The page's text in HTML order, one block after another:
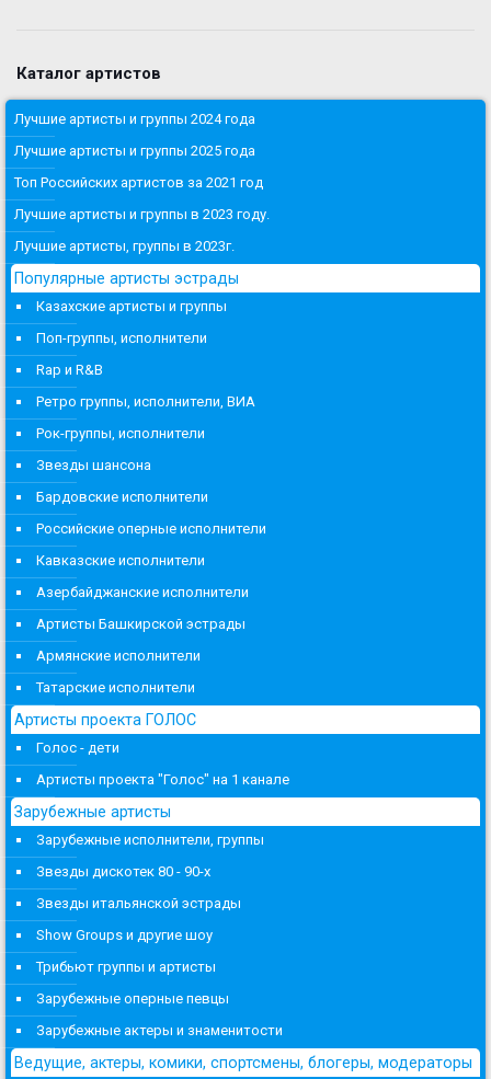
Каталог артистов
Лучшие артисты и группы 2024 года
Лучшие артисты и группы 2025 года
Топ Российских артистов за 2021 год
Лучшие артисты и группы в 2023 году.
Лучшие артисты, группы в 2023г.
Популярные артисты эстрады
Казахские артисты и группы
Поп-группы, исполнители
Rap и R&B
Ретро группы, исполнители, ВИА
Рок-группы, исполнители
Звезды шансона
Бардовские исполнители
Российские оперные исполнители
Кавказские исполнители
Азербайджанские исполнители
Артисты Башкирской эстрады
Армянские исполнители
Татарские исполнители
Артисты проекта ГОЛОС
Голос - дети
Артисты проекта "Голос" на 1 канале
Зарубежные артисты
Зарубежные исполнители, группы
Звезды дискотек 80 - 90-х
Звезды итальянской эстрады
Show Groups и другие шоу
Трибьют группы и артисты
Зарубежные оперные певцы
Зарубежные актеры и знаменитости
Ведущие, актеры, комики, спортсмены, блогеры, модераторы